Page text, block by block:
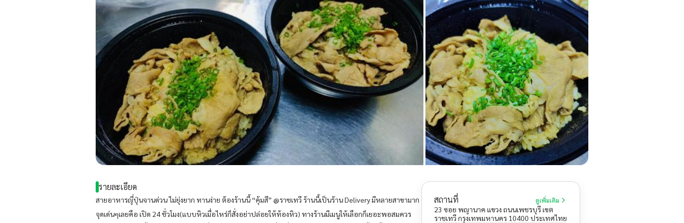
รายละเอียด
สายอาหารญี่ปุ่นจานด่วน ไม่ยุ่งยาก ทานง่าย ต้องร้านนี้ “คุ้มสึ” @ราชเทวี ร้านนี้เป็นร้าน Delivery มีหลายสาขามาก
จุดเด่นๆเลยคือ เปิด 24 ชั่วโมง(แบบหิวเมื่อไหร่ก็สั่งอย่าปล่อยให้ท้องหิว) ทางร้านมีเมนูให้เลือกก็เยอะพอสมควร
สถานที่ ดูเพิ่มเติม
23 ซอย พญานาค แขวง ถนนเพชรบุรี เขต
ราชเทวี กรุงเทพมหานคร 10400 ประเทศไทย